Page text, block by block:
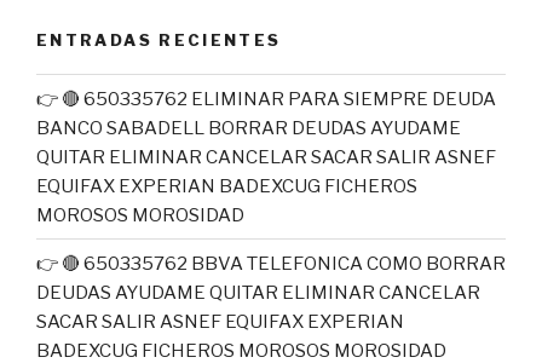
ENTRADAS RECIENTES
👉 🔴 650335762 ELIMINAR PARA SIEMPRE DEUDA
BANCO SABADELL BORRAR DEUDAS AYUDAME
QUITAR ELIMINAR CANCELAR SACAR SALIR ASNEF
EQUIFAX EXPERIAN BADEXCUG FICHEROS
MOROSOS MOROSIDAD
👉 🔴 650335762 BBVA TELEFONICA COMO BORRAR
DEUDAS AYUDAME QUITAR ELIMINAR CANCELAR
SACAR SALIR ASNEF EQUIFAX EXPERIAN
BADEXCUG FICHEROS MOROSOS MOROSIDAD